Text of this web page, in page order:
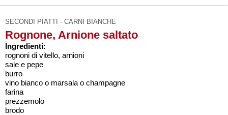
SECONDI PIATTI - CARNI BIANCHE
Rognone, Arnione saltato
Ingredienti:
rognoni di vitello, arnioni
sale e pepe
burro
vino bianco o marsala o champagne
farina
prezzemolo
brodo